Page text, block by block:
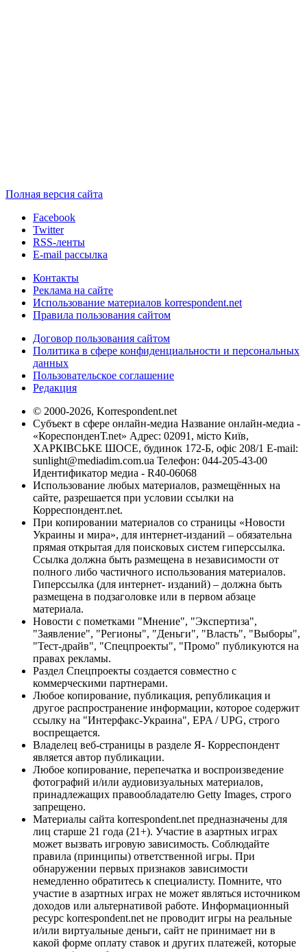
Полная версия сайта
Facebook
Twitter
RSS-ленты
E-mail рассылка
Контакты
Реклама на сайте
Использование материалов korrespondent.net
Правила пользования сайтом
Договор пользования сайтом
Политика в сфере конфиденциальности и персональных
данных
Пользовательское соглашение
Редакция
© 2000-2026, Korrespondent.net
Субъект в сфере онлайн-медиа Название онлайн-медиа -
«КореспонденТ.net» Адрес: 02091, місто Київ,
ХАРКІВСЬКЕ ШОСЕ, будинок 172-Б, офіс 208/1 E-mail:
sunlight@mediadim.com.ua Телефон: 044-205-43-00
Идентификатор медиа - R40-06068
Использование любых материалов, размещённых на
сайте, разрешается при условии ссылки на
Корреспондент.net.
При копировании материалов со страницы «Новости
Украины и мира», для интернет-изданий – обязательна
прямая открытая для поисковых систем гиперссылка.
Ссылка должна быть размещена в независимости от
полного либо частичного использования материалов.
Гиперссылка (для интернет- изданий) – должна быть
размещена в подзаголовке или в первом абзаце
материала.
Новости с пометками "Мнение", "Экспертиза",
"Заявление", "Регионы", "Деньги", "Власть", "Выборы",
"Тест-драйв", "Спецпроекты", "Промо" публикуются на
правах рекламы.
Раздел Спецпроекты создается совместно с
коммерческими партнерами.
Любое копирование, публикация, републикация и
другое распространение информации, которое содержит
ссылку на "Интерфакс-Украина", EPA / UPG, строго
воспрещается.
Владелец веб-страницы в разделе Я- Корреспондент
является автор публикации.
Любое копирование, перепечатка и воспроизведение
фотографий и/или аудиовизуальных материалов,
принадлежащих правообладателю Getty Images, строго
запрещено.
Материалы сайта korrespondent.net предназначены для
лиц старше 21 года (21+). Участие в азартных играх
может вызвать игровую зависимость. Соблюдайте
правила (принципы) ответственной игры. При
обнаружении первых признаков зависимости
немедленно обратитесь к специалисту. Помните, что
участие в азартных играх не может являться источником
доходов или альтернативой работе. Информационный
ресурс korrespondent.net не проводит игры на реальные
и/или виртуальные деньги, сайт не принимает ни в
какой форме оплату ставок и других платежей, которые